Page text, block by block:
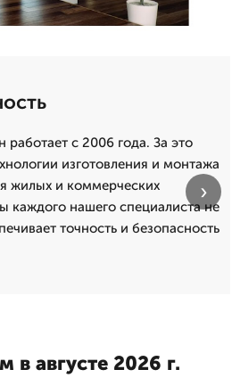
с 2006 года. За это
изготовления и монтажа
жилых и коммерческих
каждого нашего специалиста не
точность и безопасность
›
в августе 2026 г.